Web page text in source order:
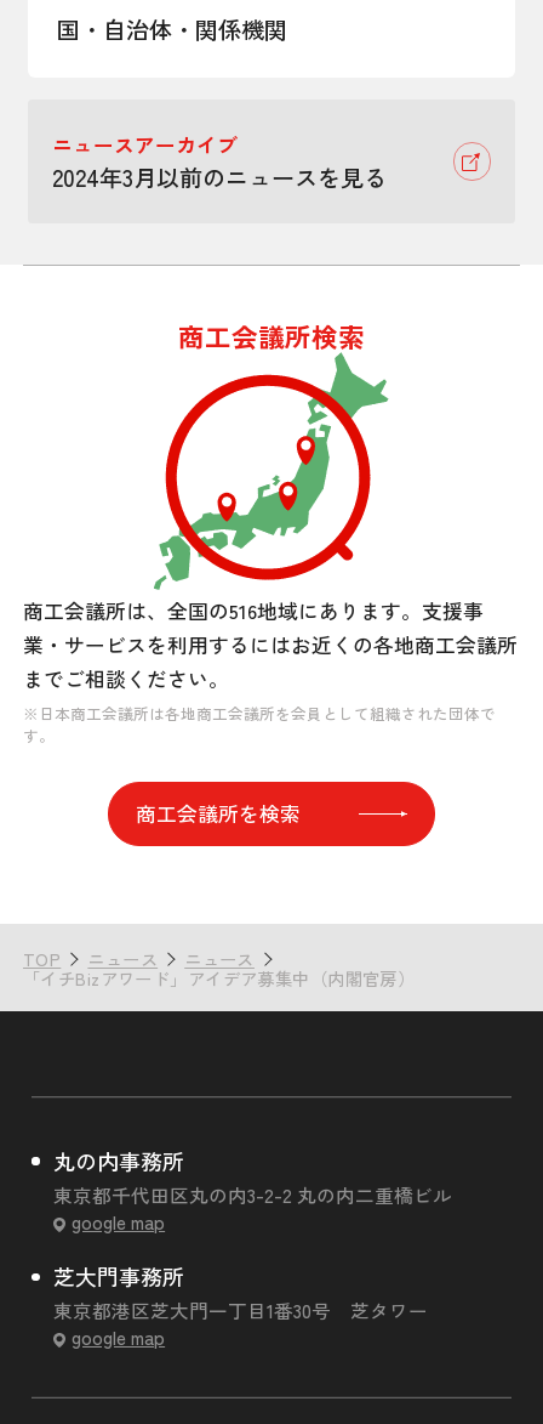
国・自治体・関係機関
ニュースアーカイブ
2024年3月以前のニュースを見る
商工会議所検索
商工会議所は、全国の516地域にあります。 支援事
業・サービスを利用するにはお近くの各地商工会議所
までご相談ください。
※日本商工会議所は各地商工会議所を会員として組織された団体で
す。
商工会議所を検索
TOP ニュース ニュース
「イチBizアワード」アイデア募集中（内閣官房）
丸の内事務所
東京都千代田区丸の内3-2-2 丸の内二重橋ビル
google map
芝大門事務所
東京都港区芝大門一丁目1番30号 芝タワー
google map